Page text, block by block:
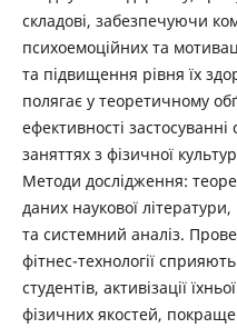
складові, забезпечуючи
психоемоційних та
та підвищення рівня їх
полягає у теоретичному
ефективності
заняттях з фізичної
Методи дослідження:
даних наукової
та системний аналіз.
фітнес-технології
студентів, активізації
фізичних якостей,